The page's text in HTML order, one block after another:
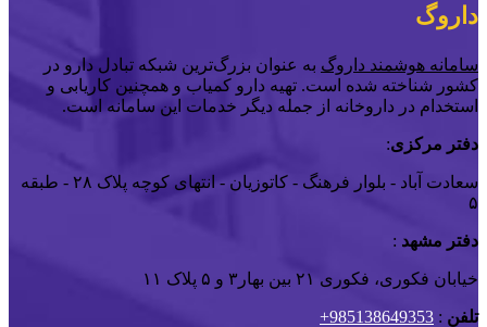
داروگ
سامانه هوشمند داروگ به عنوان بزرگ‌ترین شبکه تبادل دارو در
کشور شناخته شده است. تهیه دارو کمیاب و همچنین کاریابی و
استخدام در داروخانه از جمله دیگر خدمات این سامانه است.
دفتر مرکزی:
سعادت آباد - بلوار فرهنگ - کاتوزیان - انتهای کوچه پلاک ۲۸ - طبقه
۵
دفتر مشهد :
خیابان فکوری، فکوری ۲۱ بین بهار۳ و ۵ پلاک ۱۱
تلفن :
985138649353+